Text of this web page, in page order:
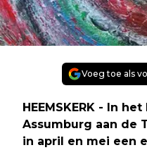
Voeg toe als
HEEMSKERK - In
Assumburg aan de
in april en mei een